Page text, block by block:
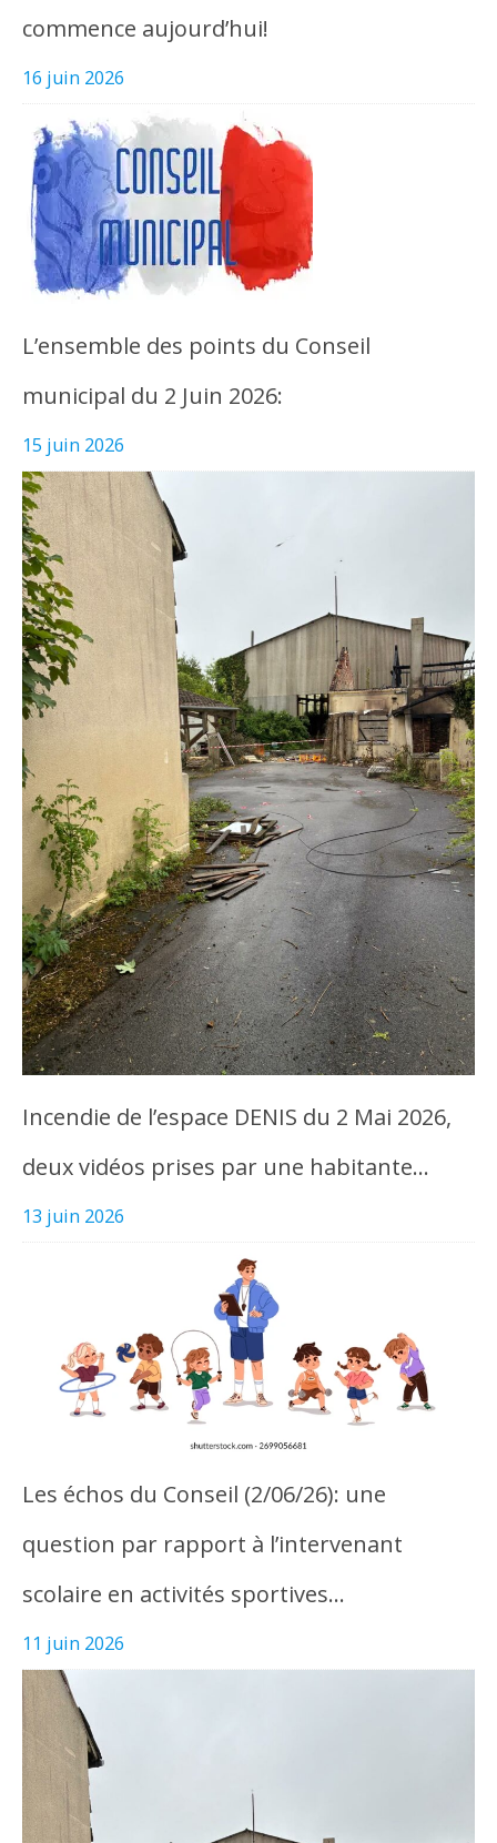
commence aujourd’hui!
16 juin 2026
L’ensemble des points du Conseil
municipal du 2 Juin 2026:
15 juin 2026
Incendie de l’espace DENIS du 2 Mai 2026,
deux vidéos prises par une habitante…
13 juin 2026
Les échos du Conseil (2/06/26): une
question par rapport à l’intervenant
scolaire en activités sportives…
11 juin 2026